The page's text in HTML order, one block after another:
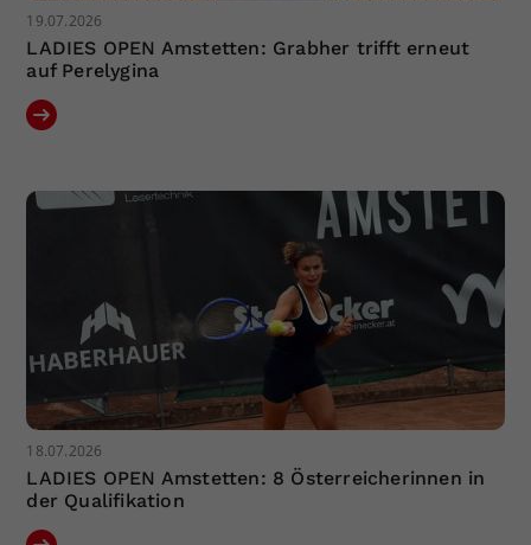
19.07.2026
LADIES OPEN Amstetten: Grabher trifft erneut
auf Perelygina
18.07.2026
LADIES OPEN Amstetten: 8 Österreicherinnen in
der Qualifikation